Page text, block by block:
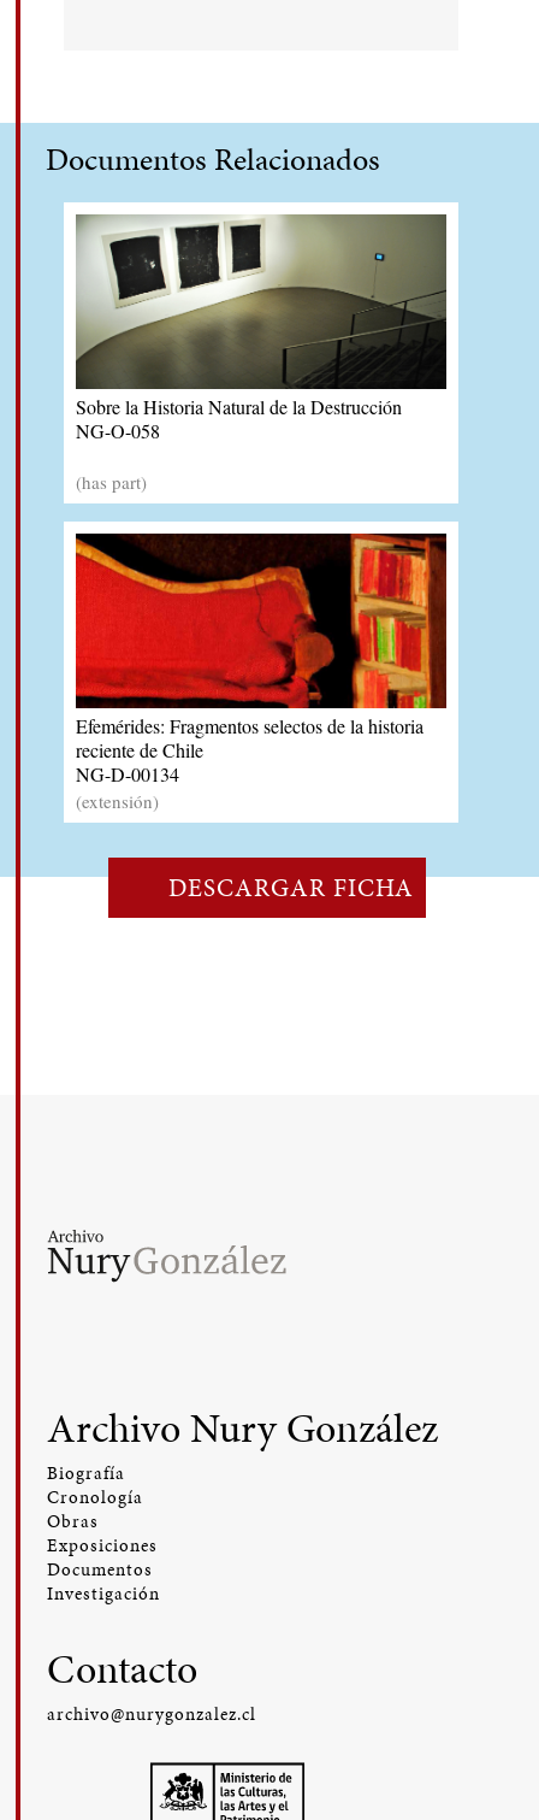
DESCARGAR FICHA
Documentos Relacionados
Sobre la Historia Natural de la Destrucción
NG-O-058
(has part)
Efemérides: Fragmentos selectos de la historia
reciente de Chile
NG-D-00134
(extensión)
Archivo Nury González
Biografía
Cronología
Obras
Exposiciones
Documentos
Investigación
Contacto
archivo@nurygonzalez.cl